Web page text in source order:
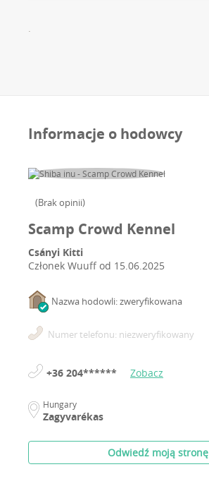
.
Informacje o hodowcy
(Brak opinii)
Scamp Crowd Kennel
Csányi Kitti
Członek Wuuff od 15.06.2025
Nazwa hodowli: zweryfikowana
Numer telefonu: niezweryfikowany
+36 204****** Zobacz
Hungary
Zagyvarékas
Odwiedź moją stronę